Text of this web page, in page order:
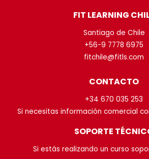
FIT LEARNING
Santiago de Chile
+56-9 7778 6975
fitchile@fitls.com
CONTACTO
+34 670 035 253
Si necesitas información comercial
SOPORTE
Si estás realizando un curso